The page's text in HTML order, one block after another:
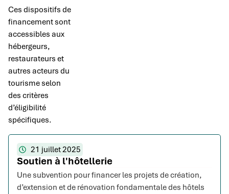
Ces dispositifs de
financement sont
accessibles aux
hébergeurs,
restaurateurs et
autres acteurs du
tourisme selon
des critères
d’éligibilité
spécifiques.
21 juillet 2025
Soutien à l'hôtellerie
Une subvention pour financer les projets de création,
d’extension et de rénovation fondamentale des hôtels